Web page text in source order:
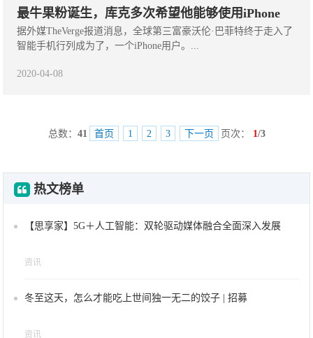
最牛果粉诞生，库克多次希望他能够使用iPhone
据外媒TheVerge报道消息，全球第三富豪沃伦·巴菲特终于走入了
智能手机行列成为了，一个iPhone用户。...
2020-04-08
总数： 41 首页 1 2 3 下一页 页次： 1/3
热文榜单
【思享家】5G＋人工智能：双轮驱动媒体融合全面深入发展
资讯
冬至这天，怎么才能吃上世间独一无二的饺子 | 招募
资讯